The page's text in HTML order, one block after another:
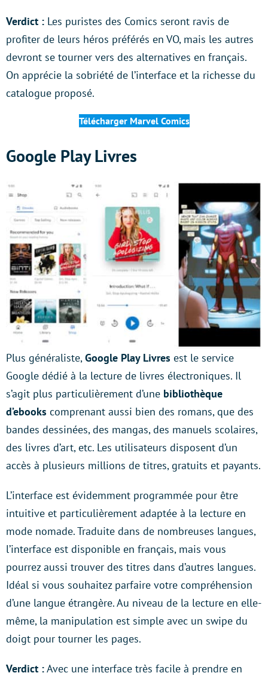
Verdict : Les puristes des Comics seront ravis de
profiter de leurs héros préférés en VO, mais les autres
devront se tourner vers des alternatives en français.
On apprécie la sobriété de l’interface et la richesse du
catalogue proposé.
Télécharger Marvel Comics
Google Play Livres
Plus généraliste,Google Play Livres est le service
Google dédié à la lecture de livres électroniques. Il
s’agit plus particulièrement d’une bibliothèque
d’ebooks comprenant aussi bien des romans, que des
bandes dessinées, des mangas, des manuels scolaires,
des livres d’art, etc. Les utilisateurs disposent d’un
accès à plusieurs millions de titres, gratuits et payants.
L’interface est évidemment programmée pour être
intuitive et particulièrement adaptée à la lecture en
mode nomade. Traduite dans de nombreuses langues,
l’interface est disponible en français, mais vous
pourrez aussi trouver des titres dans d’autres langues.
Idéal si vous souhaitez parfaire votre compréhension
d’une langue étrangère. Au niveau de la lecture en elle-
même, la manipulation est simple avec un swipe du
doigt pour tourner les pages.
Verdict :Avec une interface très facile à prendre en